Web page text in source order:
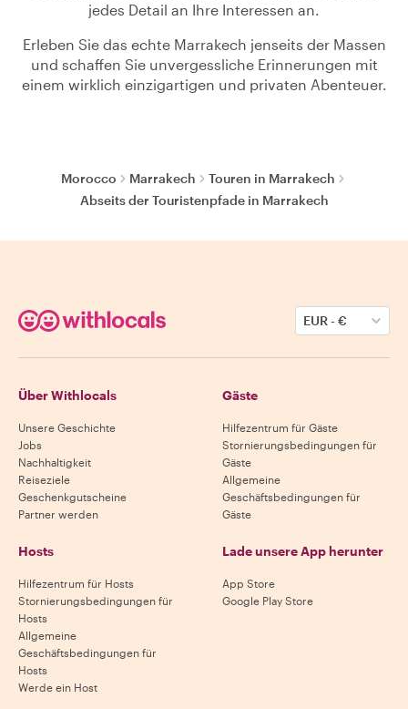
jedes Detail an Ihre Interessen an.
Erleben Sie das echte Marrakech jenseits der Massen
und schaffen Sie unvergessliche Erinnerungen mit
einem wirklich einzigartigen und privaten Abenteuer.
Morocco Marrakech
Touren in Marrakech
Abseits der Touristenpfade in Marrakech
EUR-€
Über Withlocals
Unsere Geschichte
Jobs
Nachhaltigkeit
Reiseziele
Geschenkgutscheine
Partner werden
Gäste
Hilfezentrum für Gäste
Stornierungsbedingungen für
Gäste
Allgemeine
Geschäftsbedingungen für
Gäste
Hosts
Hilfezentrum für Hosts
Stornierungsbedingungen für
Hosts
Allgemeine
Geschäftsbedingungen für
Hosts
Werde ein Host
Lade unsere App herunter
App Store
Google Play Store